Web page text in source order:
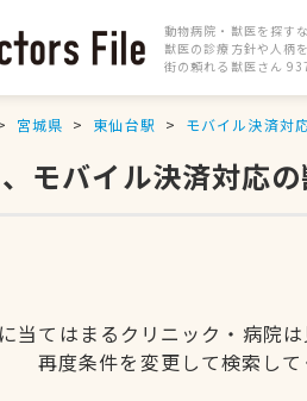
動物病院・獣医を探す
獣医の診療方針や人柄
街の頼れる獣医さん
宮城県 東仙台駅 モバイル決済対
モバイル決済対応
当てはまるクリニック・病院は
再度条件を変更して検索して